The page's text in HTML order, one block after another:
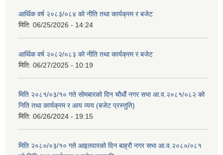
आर्थिक वर्ष २०८३/०८४ को नीति तथा कार्यक्रम र बजेट
मिति: 06/25/2026 - 14:24
आर्थिक वर्ष २०८२/०८३ को नीति तथा कार्यक्रम र बजेट
मिति: 06/27/2025 - 10:19
मिति २०८१/०३/१० गते सोमबारको दिन चौधौं नगर सभा आ.व.२०८१/०८२ को
निति तथा कार्यक्रम र आय व्यय (बजेट प्रस्तुति)
मिति: 06/26/2024 - 19:15
मिति २०८०/०३/१० गते आइतवारको दिन बाह्रौ नगर सभा आ.व.२०८०/०८१